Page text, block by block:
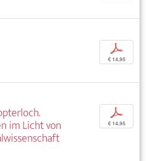
p
€ 14,95
im Licht von
p
€ 14,95